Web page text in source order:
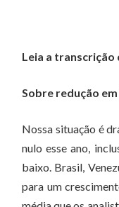
Leia a
Sobre redução
Nossa situação é
nulo esse ano,
baixo. Brasil,
para um